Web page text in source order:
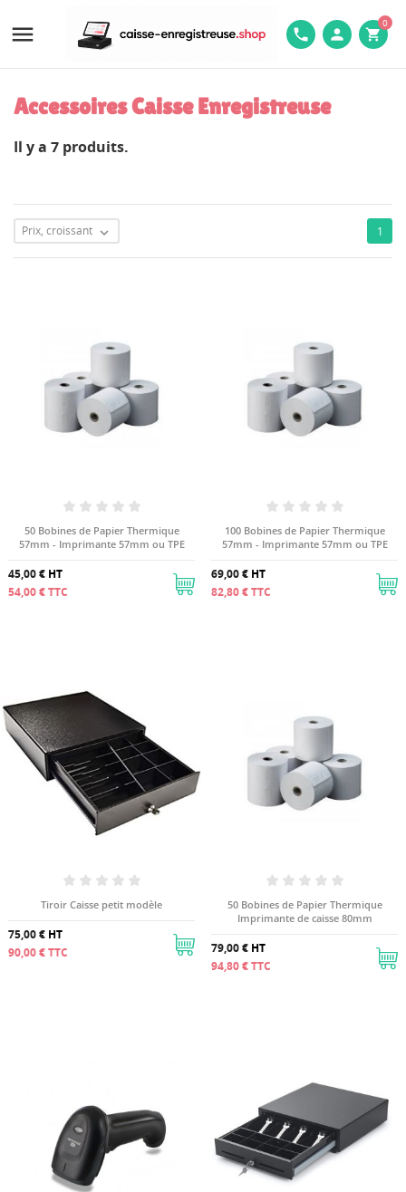
 phone person shopping_cart
0
Accessoires Caisse Enregistreuse
Il y a 7 produits.
Prix, croissant  1
50 Bobines de Papier Thermique
57mm - Imprimante 57mm ou TPE
45,00 € HT
54,00 €TTC
100 Bobines de Papier Thermique
57mm - Imprimante 57mm ou TPE
69,00 € HT
82,80 €TTC
Tiroir Caisse petit modèle
75,00 € HT
90,00 €TTC
50 Bobines de Papier Thermique
Imprimante de caisse 80mm
79,00 € HT
94,80 €TTC